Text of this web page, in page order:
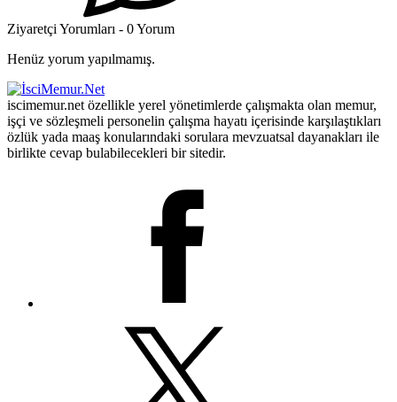
Ziyaretçi Yorumları - 0 Yorum
Henüz yorum yapılmamış.
iscimemur.net özellikle yerel yönetimlerde çalışmakta olan memur,
işçi ve sözleşmeli personelin çalışma hayatı içerisinde karşılaştıkları
özlük yada maaş konularındaki sorulara mevzuatsal dayanakları ile
birlikte cevap bulabilecekleri bir sitedir.